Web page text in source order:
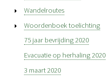
Wandelroutes
Woordenboek toelichting
75 jaar bevrijding 2020
Evacuatie op herhaling 2020
3 maart 2020